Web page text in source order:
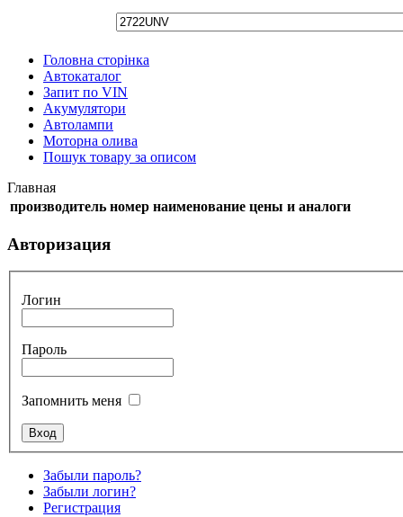
Головна сторінка
Автокаталог
Запит по VIN
Акумулятори
Автолампи
Моторна олива
Пошук товару за описом
Главная
производитель номер наименование цены и аналоги
Авторизация
Логин
Пароль
Запомнить меня
Забыли пароль?
Забыли логин?
Регистрация